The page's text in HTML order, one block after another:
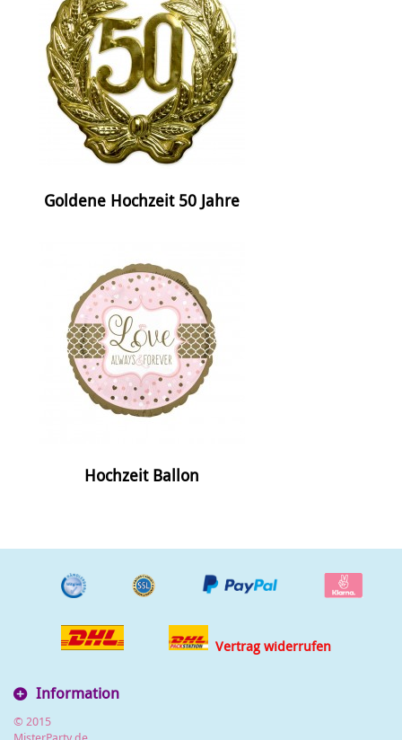
Goldene Hochzeit 50 Jahre
Hochzeit Ballon
Vertrag widerrufen
Information
© 2015